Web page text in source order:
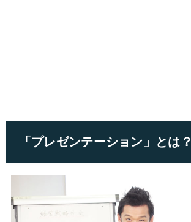
「プレゼンテーション」とは？